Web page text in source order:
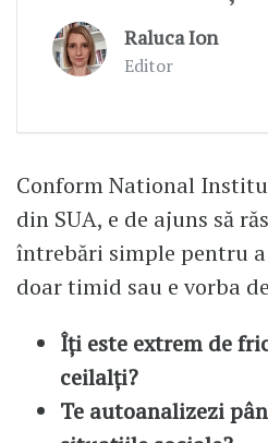
Raluca Ion
Editor
Conform National
din SUA, e de ajuns să
întrebări simple pentru a
doar timid sau e vorba
Îți este extrem de
ceilalți?
Te autoanalizezi